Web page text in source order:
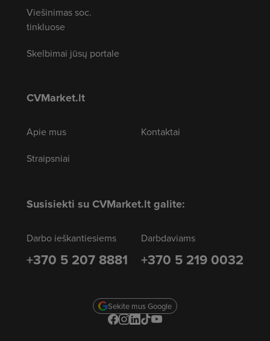
Viešinimas soc.
tinkluose
Skelbimai jūsų portale
CVMarket.lt
Apie mus
Straipsniai
Kontaktai
Susisiekti su CVMarket.lt galite:
Darbo ieškantiesiems
+370 5 207 8881
Darbdaviams
+370 5 219 0032
Sekite mus Google